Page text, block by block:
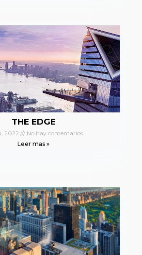
THE EDGE
2022
No hay comentarios
Leer mas »